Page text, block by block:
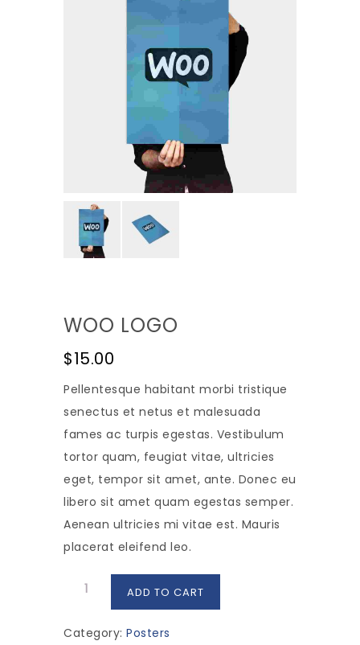
WOO LOGO
$15.00
Pellentesque habitant morbi tristique
senectus et netus et malesuada
fames ac turpis egestas. Vestibulum
tortor quam, feugiat vitae, ultricies
eget, tempor sit amet, ante. Donec eu
libero sit amet quam egestas semper.
Aenean ultricies mi vitae est. Mauris
placerat eleifend leo.
Woo
quantity
ADD TO CART
Category: Posters